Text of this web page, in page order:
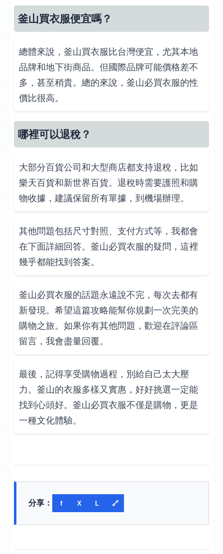
釜山買衣服便宜嗎？
總體來說，釜山買衣服比台灣便宜，尤其本地
品牌和地下街商品。但國際品牌可能價格差不
多，甚至稍貴。總的來說，釜山必買衣服的性
價比很高。
哪裡可以退稅？
大部分百貨公司和大型商店都支持退稅，比如
樂天百貨和新世界百貨。退稅時需要護照和購
物收據，建議保留所有單據，到機場辦理。
其他問題包括尺寸對照、支付方式等，我都會
在下面詳細回答。釜山必買衣服的疑問，這裡
幾乎都能找到答案。
釜山必買衣服的話題永遠說不完，每次去都有
新發現。希望這篇攻略能幫你規劃一次完美的
購物之旅。如果你有其他問題，歡迎在評論區
留言，我會盡量回覆。
最後，記得享受購物過程，別給自己太大壓
力。釜山的衣服多樣又實惠，好好挑選一定能
找到心頭好。釜山必買衣服不僅是購物，更是
一種文化體驗。
分享： f X L 🔗